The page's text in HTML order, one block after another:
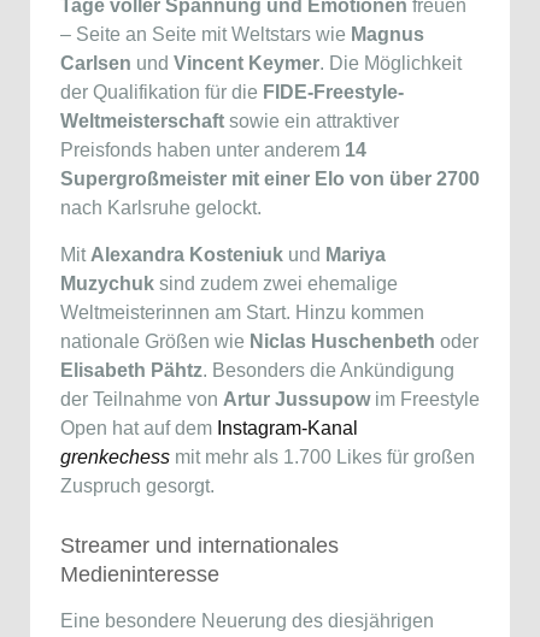
Tage voller Spannung und Emotionen freuen
– Seite an Seite mit Weltstars wie Magnus
Carlsen und Vincent Keymer. Die Möglichkeit
der Qualifikation für die FIDE-Freestyle-
Weltmeisterschaft sowie ein attraktiver
Preisfonds haben unter anderem 14
Supergroßmeister mit einer Elo von über 2700
nach Karlsruhe gelockt.
Mit Alexandra Kosteniuk und Mariya
Muzychuk sind zudem zwei ehemalige
Weltmeisterinnen am Start. Hinzu kommen
nationale Größen wie Niclas Huschenbeth oder
Elisabeth Pähtz. Besonders die Ankündigung
der Teilnahme von Artur Jussupowim Freestyle
Open hat auf dem Instagram-Kanal
grenkechess mit mehr als 1.700 Likes für großen
Zuspruch gesorgt.
Streamer und internationales
Medieninteresse
Eine besondere Neuerung des diesjährigen